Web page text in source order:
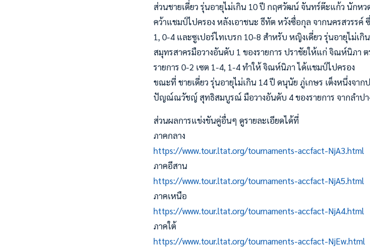
ส่วนชายเดี่ยว รุ่นอายุไม่เกิน 10 ปี กฤศวัฒน์ จันทร์ต๊ะแก้ว นักห
คว้าแชมป์ไปครอง หลังเอาชนะ ธีทัต หวังซื่อกุล จากนครสวรรค์
1, 0-4 และซูเปอร์ไทเบรก 10-8 สำหรับ หญิงเดี่ยว รุ่นอายุไม่เ
สมุทรสาครมือวางอันดับ 1 ของรายการ ปราชัยให้แก่ จิณห์นิภา
รายการ 0-2 เซต 1-4, 1-4 ทำให้ จิณห์นิภา ได้แชมป์ไปครอง
ขณะที่ ชายเดี่ยว รุ่นอายุไม่เกิน 14 ปี ดนุนัย ภู่เกษร เต็งหนึ่งจา
ปัญณ์ณวัชญ์ สุทธิสมบูรณ์ มือวางอันดับ 4 ของรายการ จากลำปา
ส่วนผลการแข่งขันคู่อื่นๆ ดูรายละเอียดได้ที่
ภาคกลาง
https://www.tour.ltat.org/tournaments-accfact-NjA3.html
ภาคอีสาน
https://www.tour.ltat.org/tournaments-accfact-NjA5.html
ภาคเหนือ
https://www.tour.ltat.org/tournaments-accfact-NjA4.html
ภาคใต้
https://www.tour.ltat.org/tournaments-accfact-NjEw.html